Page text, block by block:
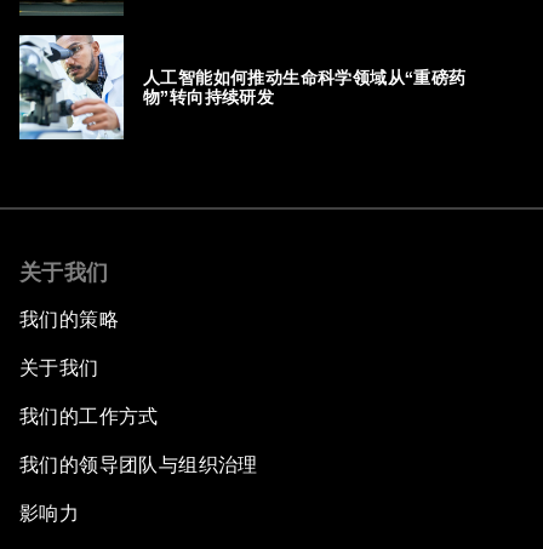
人工智能如何推动生命科学领域从“重磅药
物”转向持续研发
关于我们
我们的策略
关于我们
我们的工作方式
我们的领导团队与组织治理
影响力